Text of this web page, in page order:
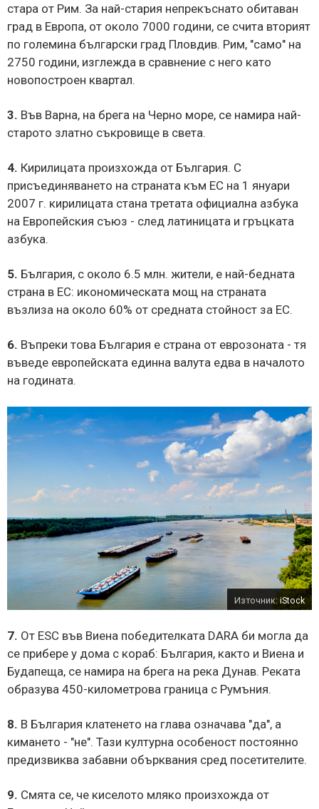
стара от Рим. За най-стария непрекъснато обитаван
град в Европа, от около 7000 години, се счита вторият
по големина български град Пловдив. Рим, "само" на
2750 години, изглежда в сравнение с него като
новопостроен квартал.
3. Във Варна, на брега на Черно море, се намира най-
старото златно съкровище в света.
4. Кирилицата произхожда от България. С
присъединяването на страната към ЕС на 1 януари
2007 г. кирилицата стана третата официална азбука
на Европейския съюз - след латиницата и гръцката
азбука.
5. България, с около 6.5 млн. жители, е най-бедната
страна в ЕС: икономическата мощ на страната
възлиза на около 60% от средната стойност за ЕС.
6. Въпреки това България е страна от еврозоната - тя
въведе европейската единна валута едва в началото
на годината.
Източник: iStock
7. От ESC във Виена победителката DARA би могла да
се прибере у дома с кораб: България, както и Виена и
Будапеща, се намира на брега на река Дунав. Реката
образува 450-километрова граница с Румъния.
8. В България клатенето на глава означава "да", а
кимането - "не". Тази културна особеност постоянно
предизвиква забавни обърквания сред посетителите.
9. Смята се, че киселото мляко произхожда от